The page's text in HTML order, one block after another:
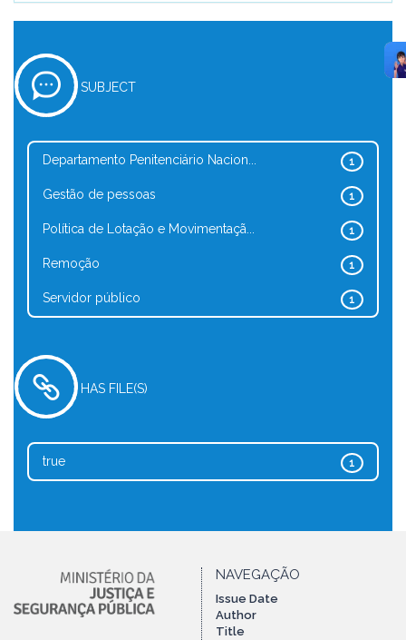
SUBJECT
1
Departamento Penitenciário Nacion...
1
Gestão de pessoas
1
Política de Lotação e Movimentaçã...
1
Remoção
1
Servidor público
HAS FILE(S)
1
true
NAVEGAÇÃO
Issue Date
Author
Title